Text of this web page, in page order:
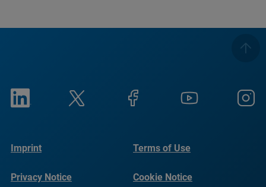
Imprint Terms of Use
Privacy Notice Cookie Notice